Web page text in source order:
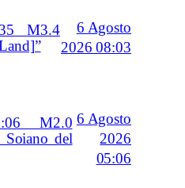
M3.4
6 Agosto
2026 08:03
M2.0
Soiano del
6 Agosto
2026
05:06